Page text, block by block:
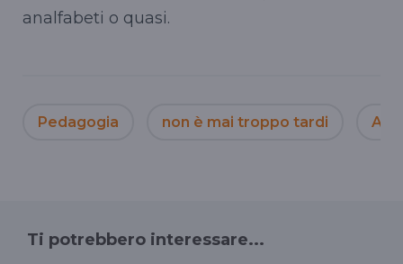
analfabeti o quasi.
Pedagogia non è mai troppo tardi
Ti potrebbero interessare...